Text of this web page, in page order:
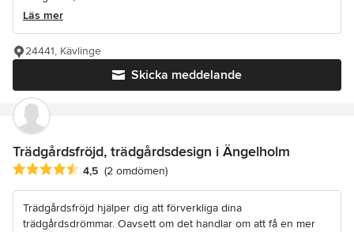
Läs mer
Skicka meddelande
24441, Kävlinge
Trädgårdsfröjd, trädgårdsdesign i Ängelholm
Genomsnittligt omdöme: 4.5 av 5 stjärnor
4,5 (2 omdömen)
Trädgårdsfröjd hjälper dig att förverkliga dina
trädgårdsdrömmar. Oavsett om det handlar om att få en mer